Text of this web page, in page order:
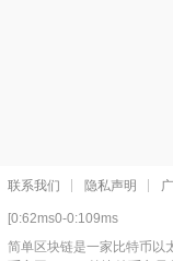
联系我们 隐私声明
[0:62ms0-0:109ms
简单区块链是一家比特币以